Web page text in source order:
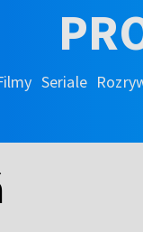
Seriale